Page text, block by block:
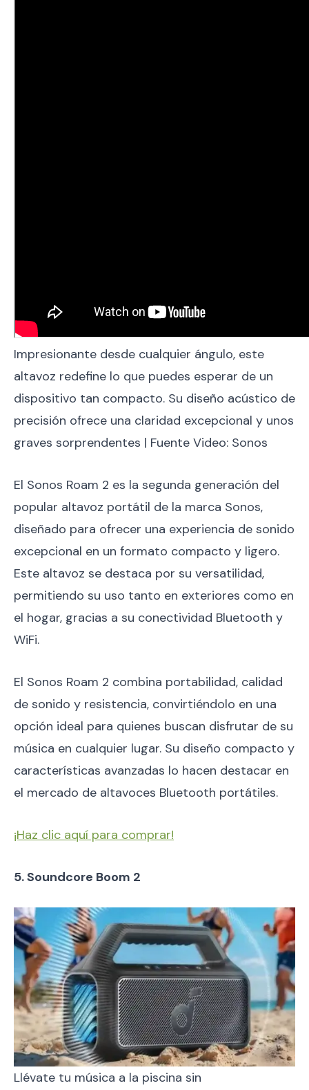
Impresionante desde cualquier ángulo, este
altavoz redefine lo que puedes esperar de un
dispositivo tan compacto. Su diseño acústico de
precisión ofrece una claridad excepcional y unos
graves sorprendentes | Fuente Video: Sonos
El Sonos Roam 2 es la segunda generación del
popular altavoz portátil de la marca Sonos,
diseñado para ofrecer una experiencia de sonido
excepcional en un formato compacto y ligero.
Este altavoz se destaca por su versatilidad,
permitiendo su uso tanto en exteriores como en
el hogar, gracias a su conectividad Bluetooth y
WiFi.
El Sonos Roam 2 combina portabilidad, calidad
de sonido y resistencia, convirtiéndolo en una
opción ideal para quienes buscan disfrutar de su
música en cualquier lugar. Su diseño compacto y
características avanzadas lo hacen destacar en
el mercado de altavoces Bluetooth portátiles.
¡Haz clic aquí para comprar!
5.Soundcore Boom 2
Llévate tu música a la piscina sin